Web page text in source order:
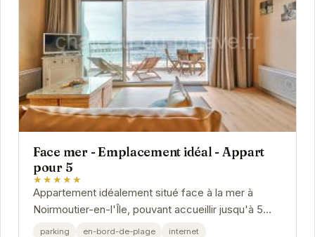
Face mer - Emplacement idéal - Appart
pour 5
★★★★★
Appartement idéalement situé face à la mer à
Noirmoutier-en-l'Île, pouvant accueillir jusqu'à 5
personnes. Profitez d'un séjour relaxant dans...
parking en-bord-de-plage
internet